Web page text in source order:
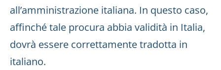
all’amministrazione italiana. In questo caso,
affinché tale procura abbia validità in Italia,
dovrà essere correttamente tradotta in
italiano.